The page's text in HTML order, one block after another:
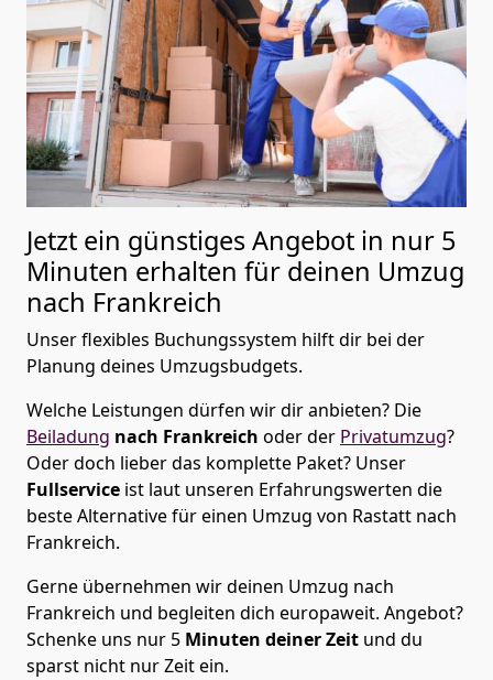
Jetzt ein günstiges Angebot in nur 5
Minuten erhalten für deinen Umzug
nach Frankreich
Unser flexibles Buchungssystem hilft dir bei der
Planung deines Umzugsbudgets.
Welche Leistungen dürfen wir dir anbieten? Die
Beiladung nach Frankreich oder der Privatumzug?
Oder doch lieber das komplette Paket? Unser
Fullservice ist laut unseren Erfahrungswerten die
beste Alternative für einen Umzug von Rastatt nach
Frankreich.
Gerne übernehmen wir deinen Umzug nach
Frankreich und begleiten dich europaweit. Angebot?
Schenke uns nur 5 Minuten deiner Zeit und du
sparst nicht nur Zeit ein.